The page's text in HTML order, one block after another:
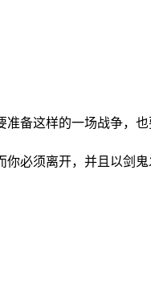
备这样的一场战争，
必须离开，并且以剑